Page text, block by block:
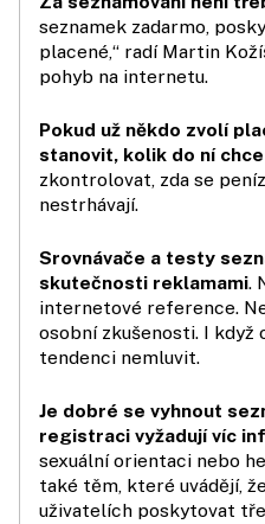
seznamek zadarmo,
placené,“ radí Martin
pohyb na internetu.
Pokud už někdo zvolí
stanovit, kolik do ní
zkontrolovat, zda se
nestrhávají.
Srovnávače a testy
skutečnosti reklamami.
internetové reference.
osobní zkušenosti. I
tendenci nemluvit.
Je dobré se vyhnout
registraci vyžadují víc
sexuální orientaci nebo
také těm, které uvádějí,
uživatelích poskytovat